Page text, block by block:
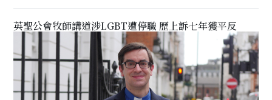
英聖公會牧師講道涉LGBT遭停職 歷上訴七年獲平反